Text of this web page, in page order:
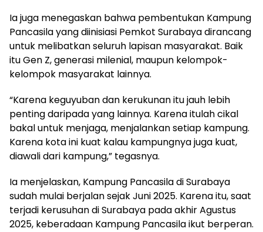
Ia juga menegaskan bahwa pembentukan Kampung
Pancasila yang diinisiasi Pemkot Surabaya dirancang
untuk melibatkan seluruh lapisan masyarakat. Baik
itu Gen Z, generasi milenial, maupun kelompok-
kelompok masyarakat lainnya.
“Karena keguyuban dan kerukunan itu jauh lebih
penting daripada yang lainnya. Karena itulah cikal
bakal untuk menjaga, menjalankan setiap kampung.
Karena kota ini kuat kalau kampungnya juga kuat,
diawali dari kampung,” tegasnya.
Ia menjelaskan, Kampung Pancasila di Surabaya
sudah mulai berjalan sejak Juni 2025. Karena itu, saat
terjadi kerusuhan di Surabaya pada akhir Agustus
2025, keberadaan Kampung Pancasila ikut berperan.